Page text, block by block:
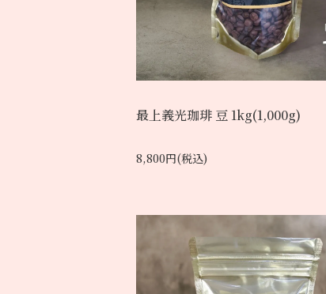
最上義光珈琲 豆 1kg(1,000g)
8,800円(税込)